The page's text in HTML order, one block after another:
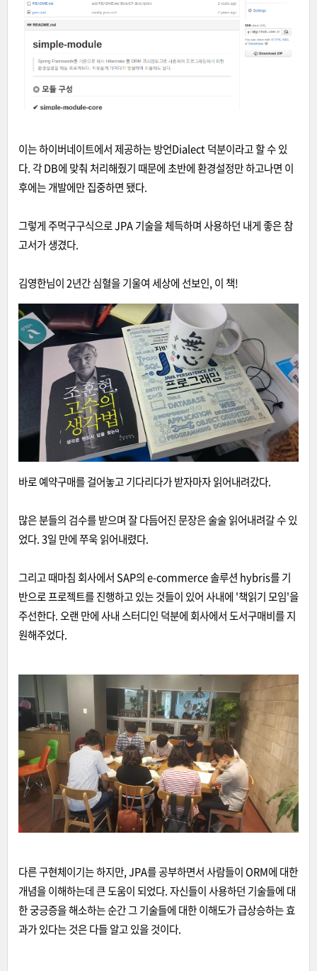
이는 하이버네이트에서 제공하는 방언Dialect 덕분이라고 할 수 있
다. 각 DB에 맞춰 처리해줬기 때문에 초반에 환경설정만 하고나면 이
후에는 개발에만 집중하면 됐다.
그렇게 주먹구구식으로 JPA 기술을 체득하며 사용하던 내게 좋은 참
고서가 생겼다.
김영한님이 2년간 심혈을 기울여 세상에 선보인, 이 책!
바로 예약구매를 걸어놓고 기다리다가 받자마자 읽어내려갔다.
많은 분들의 검수를 받으며 잘 다듬어진 문장은 술술 읽어내려갈 수 있
었다. 3일 만에 쭈욱 읽어내렸다.
그리고 때마침 회사에서 SAP의 e-commerce 솔루션 hybris를 기
반으로 프로젝트를 진행하고 있는 것들이 있어 사내에 '책읽기 모임'을
주선한다. 오랜 만에 사내 스터디인 덕분에 회사에서 도서구매비를 지
원해주었다.
다른 구현체이기는 하지만, JPA를 공부하면서 사람들이 ORM에 대한
개념을 이해하는데 큰 도움이 되었다. 자신들이 사용하던 기술들에 대
한 궁긍증을 해소하는 순간 그 기술들에 대한 이해도가 급상승하는 효
과가 있다는 것은 다들 알고 있을 것이다.